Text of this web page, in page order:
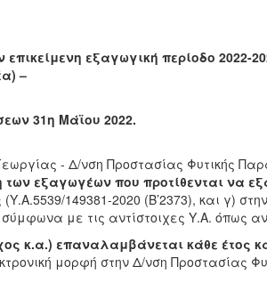
εξαγωγική περίοδο 2022-
–
31η Μάϊου 2022.
- Δ/νση Προστασίας Φυτικής
εξαγωγέων που προτίθενται να
(Υ.Α.5539/149381-2020 (Β’2373), και γ) στην
σύμφωνα με τις αντίστοιχες Υ.Α.
κ.α.) επαναλαμβάνεται κάθε έτος
μορφή στην Δ/νση Προστασίας